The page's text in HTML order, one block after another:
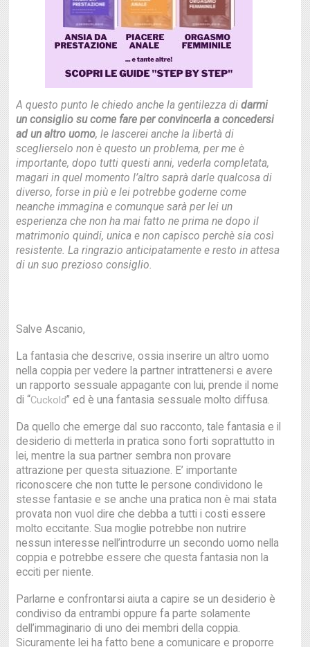
A questo punto le chiedo anche la gentilezza didarmi
un consiglio su come fare per convincerla a concedersi
ad un altro uomo, le lascerei anche la libertà di
sceglierselo non è questo un problema, per me è
importante, dopo tutti questi anni, vederla completata,
magari in quel momento l’altro saprà darle qualcosa di
diverso, forse in più e lei potrebbe goderne come
neanche immagina e comunque sarà per lei un
esperienza che non ha mai fatto ne prima ne dopo il
matrimonio quindi, unica e non capisco perchè sia così
resistente. La ringrazio anticipatamente e resto in attesa
di un suo prezioso consiglio.
Salve Ascanio,
La fantasia che descrive, ossia inserire un altro uomo
nella coppia per vedere la partner intrattenersi e avere
un rapporto sessuale appagante con lui, prende il nome
di “Cuckold” ed è una fantasia sessuale molto diffusa.
Da quello che emerge dal suo racconto, tale fantasia e il
desiderio di metterla in pratica sono forti soprattutto in
lei, mentre la sua partner sembra non provare
attrazione per questa situazione. E’ importante
riconoscere che non tutte le persone condividono le
stesse fantasie e se anche una pratica non è mai stata
provata non vuol dire che debba a tutti i costi essere
molto eccitante. Sua moglie potrebbe non nutrire
nessun interesse nell’introdurre un secondo uomo nella
coppia e potrebbe essere che questa fantasia non la
ecciti per niente.
Parlarne e confrontarsi aiuta a capire se un desiderio è
condiviso da entrambi oppure fa parte solamente
dell’immaginario di uno dei membri della coppia.
Sicuramente lei ha fatto bene a comunicare e proporre